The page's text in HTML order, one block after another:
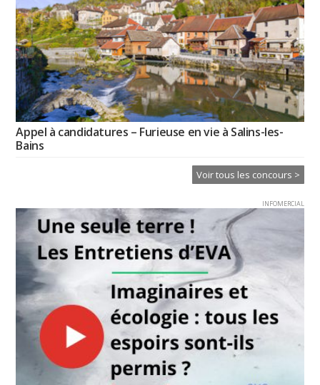
Appel à candidatures – Furieuse en vie à Salins-les-
Bains
Voir tous les concours >
INFOMERCIAL